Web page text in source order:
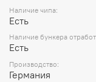
Наличие чипа:
Есть
Наличие бункера
Есть
Производство:
Германия